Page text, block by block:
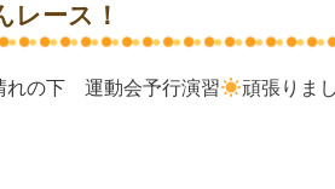
レース！
れの下 運動会予行演習 頑張りま